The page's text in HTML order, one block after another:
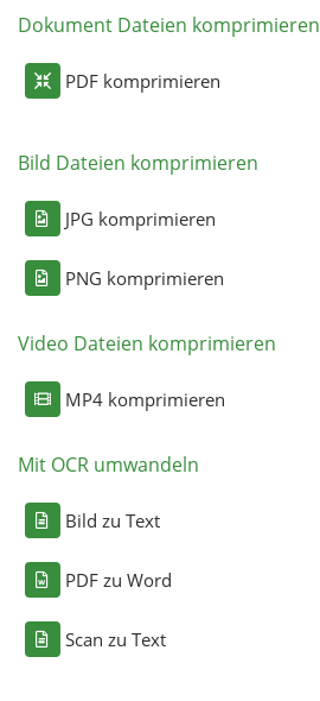
Dokument Dateien komprimieren
PDF komprimieren
Bild Dateien komprimieren
JPG komprimieren
PNG komprimieren
Video Dateien komprimieren
MP4 komprimieren
Mit OCR umwandeln
Bild zu Text
PDF zu Word
Scan zu Text